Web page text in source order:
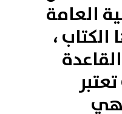
العامة
،